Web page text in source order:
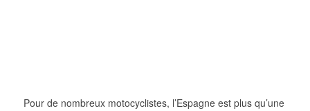
Pour de nombreux motocyclistes, l’Espagne est plus qu’une